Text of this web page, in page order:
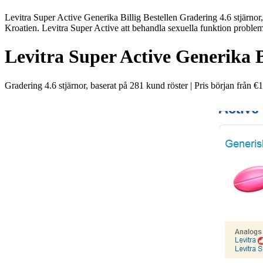
Levitra Super Active Generika Billig Bestellen Gradering 4.6
Kroatien. Levitra Super Active att behandla sexuella funktion
Levitra Super Active Generika
Gradering 4.6 stjärnor, baserat på 281 kund röster| Pris början från